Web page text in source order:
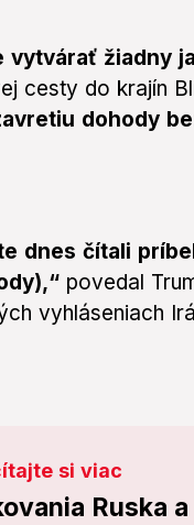
vytvárať žiadny
cesty do krajín
dohody
dnes čítali
povedal
vyhláseniach
si viac
Ruska